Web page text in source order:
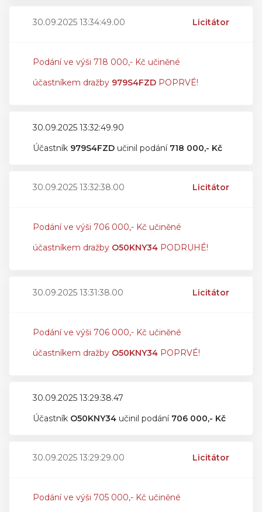
30.09.2025 13:34:49.00 Licitátor
Podání ve výši 718 000,- Kč učiněné
účastníkem dražby 979S4FZD POPRVÉ!
30.09.2025 13:32:49.90
Účastník 979S4FZD učinil podání 718 000,- Kč
30.09.2025 13:32:38.00 Licitátor
Podání ve výši 706 000,- Kč učiněné
účastníkem dražby O50KNY34 PODRUHÉ!
30.09.2025 13:31:38.00 Licitátor
Podání ve výši 706 000,- Kč učiněné
účastníkem dražby O50KNY34 POPRVÉ!
30.09.2025 13:29:38.47
Účastník O50KNY34 učinil podání 706 000,- Kč
30.09.2025 13:29:29.00 Licitátor
Podání ve výši 705 000,- Kč učiněné